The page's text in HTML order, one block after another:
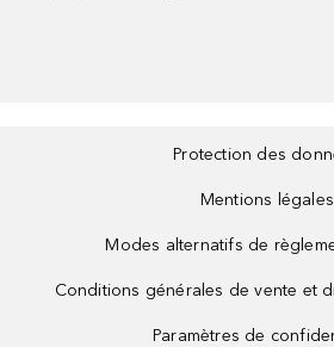
Protection des
Mentions légales
Modes alternatifs de
Conditions générales de vente et
Paramètres de